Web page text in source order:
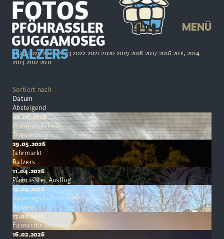
PFÖHRASSLER
GUGGAMOSEG
BALZERS
MENÜ
FOTOS
20262025202420232022202120202019 2018 2017201620152014
201320122011
Sortiert nach
Datum
Absteigend
06.06.2026
Pföhmandli Fest
Triesenberg
29.05.2026
Jahrmarkt
Balzers
11.04.2026
Pföhrassler Ausflug
19.03.2026
Vatertagsfrühshoppen
Balzers
17.02.2026
Fasnachts Zischteg
16.02.2026